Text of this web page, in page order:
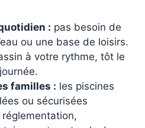
: pas besoin de
ou une base de loisirs.
à votre rythme, tôt le
familles : les piscines
ou sécurisées